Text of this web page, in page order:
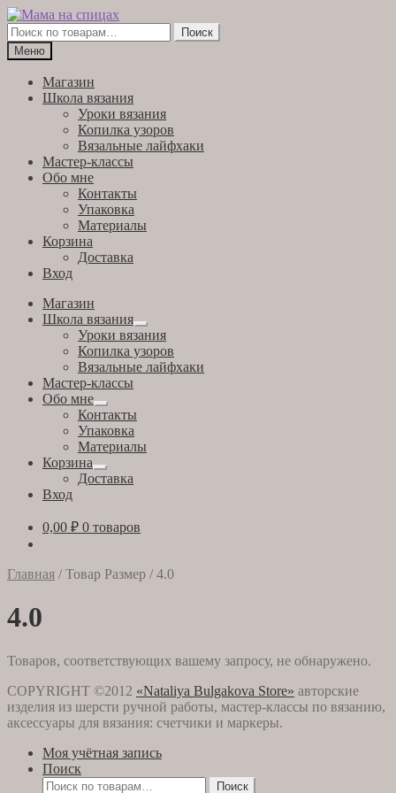
Перейти
к
навигации
Перейти
к
содержимому
Искать:
Поиск
Меню
Магазин
Школа вязания
Уроки вязания
Копилка узоров
Вязальные лайфхаки
Мастер-классы
Обо мне
Контакты
Упаковка
Материалы
Корзина
Доставка
Вход
Магазин
Школа вязания
Развернутое
вложенное
меню
Уроки вязания
Копилка узоров
Вязальные лайфхаки
Мастер-классы
Обо мне
Развернутое
вложенное
меню
Контакты
Упаковка
Материалы
Корзина
Развернутое
вложенное
Доставка
Вход
0,00 ₽ 0 товаров
Главная /Товар Размер /4.0
4.0
Товаров, соответствующих вашему запросу, не обнаружено.
COPYRIGHT ©2012 «Nataliya Bulgakova Store» авторские
изделия из шерсти ручной работы, мастер-классы по вязанию,
аксессуары для вязания: счетчики и маркеры.
Моя учётная запись
Поиск
Искать:
Поиск